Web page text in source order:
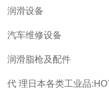
润滑设备
汽车维修设备
润滑脂枪及配件
代 理日本各类工业品